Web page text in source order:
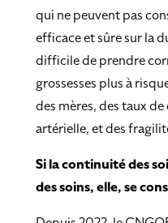
qui ne peuvent pas
efficace et sûre sur la
difficile de prendre
grossesses plus à
des mères, des taux
artérielle, et des
Si la continuité des
des soins, elle, se